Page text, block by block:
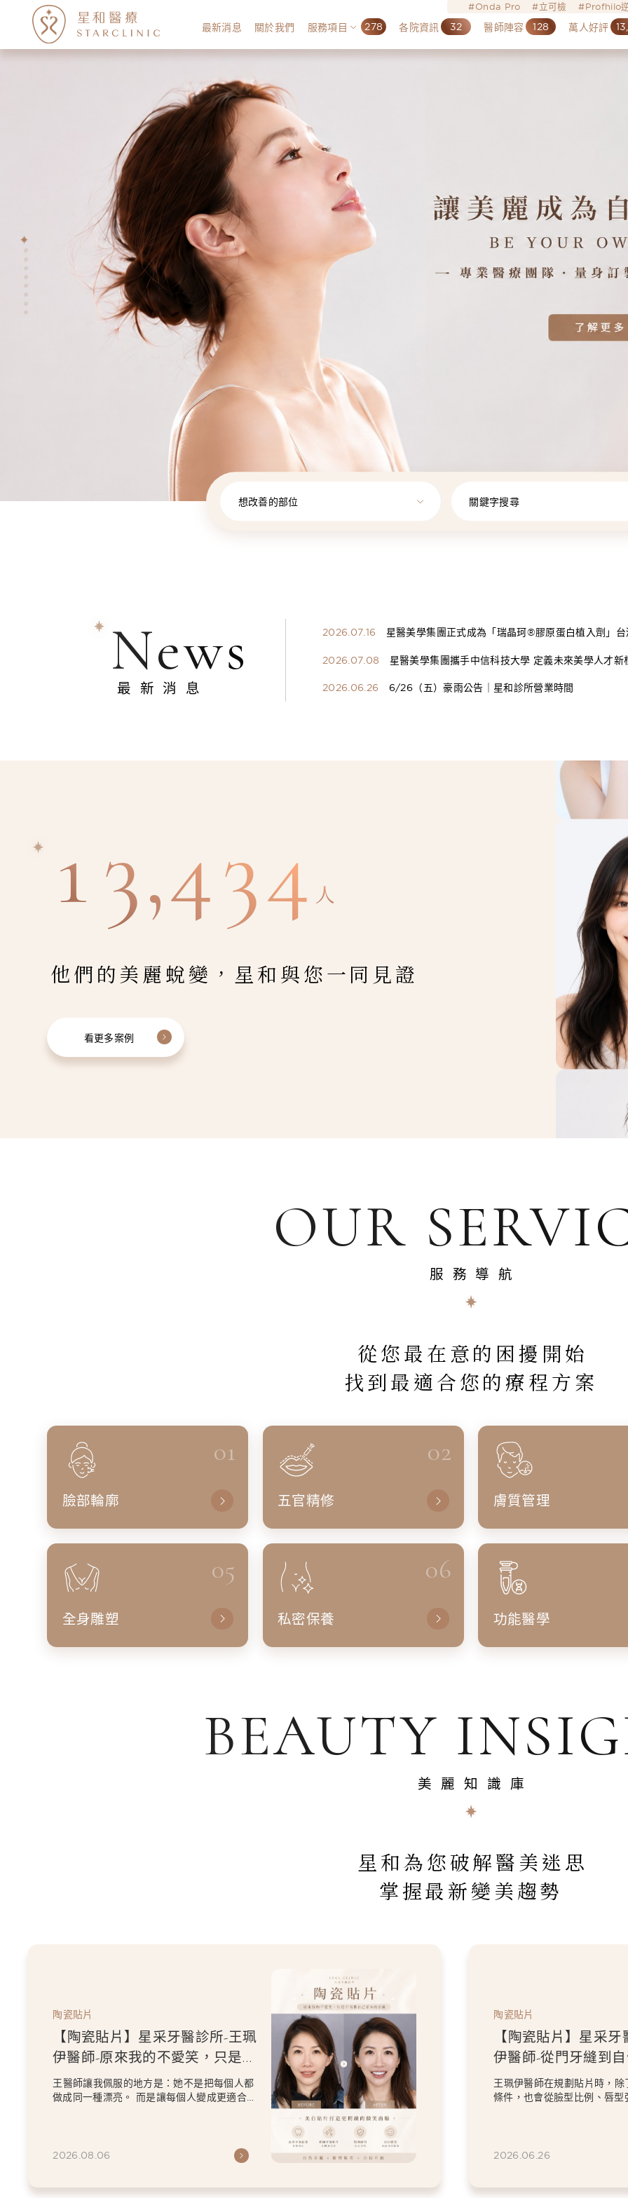
Onda Pro 立可檢 Profhilo
最新消息 關於我們 服務項目 278 各院資訊 32 醫師陣容 128 萬人好評
想改善的部位 關鍵字搜尋
News
最新消息
2026.07.16
星醫美學集團正式成為「瑞晶珂®膠原蛋白植入劑」
2026.07.08
星醫美學集團攜手中信科技大學 定義未來美學人才新
2026.06.26
6/26（五）豪雨公告｜星和診所營業時間
13,434 人
他們的美麗蛻變，星和與您一同見證
看更多案例
OUR
服務導航
從您最在意的困擾開始
找到最適合您的療程方案
01
臉部輪廓
02
五官精修 膚質管理
05
全身雕塑
06
私密保養 功能醫學
BEAUTY
美麗知識庫
星和為您破解醫美迷思
掌握最新變美趨勢
陶瓷貼片
【陶瓷貼片】星采牙醫診所-王珮
伊醫師-從門牙縫到自信笑容：美
白貼片打造更精緻的微笑曲線
王珮伊醫師在規劃貼片時，除了考量牙齒本身
條件，也會從臉型比例、唇型弧度、微笑方式
2026.06.26
陶瓷貼片
【陶瓷貼片】星采
伊醫師-「我不要把
掉。」，一場保留個
笑設計
過8顆全瓷冠與陶瓷貼片的設
意的顏色與修復問題，卻依然
2026.06.26